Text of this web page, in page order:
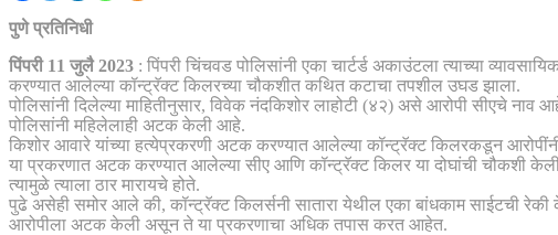
पुणे प्रतिनिधी
पिंपरी 11 जुलै 2023 : पिंपरी चिंचवड पोलिसांनी एका चार्टर्ड अकाउंटला त्याच्या
करण्यात आलेल्या कॉन्ट्रॅक्ट किलरच्या चौकशीत कथित कटाचा तपशील उघड झाला.
पोलिसांनी दिलेल्या माहितीनुसार, विवेक नंदकिशोर लाहोटी (४२) असे आरोपी सीएचे
पोलिसांनी महिलेलाही अटक केली आहे.
किशोर आवारे यांच्या हत्येप्रकरणी अटक करण्यात आलेल्या कॉन्ट्रॅक्ट किलरकडून
या प्रकरणात अटक करण्यात आलेल्या सीए आणि कॉन्ट्रॅक्ट किलर या दोघांची चौकशी केली
त्यामुळे त्याला ठार मारायचे होते.
पुढे असेही समोर आले की, कॉन्ट्रॅक्ट किलर्सनी सातारा येथील एका बांधकाम साईटची रेकी
आरोपीला अटक केली असून ते या प्रकरणाचा अधिक तपास करत आहेत.